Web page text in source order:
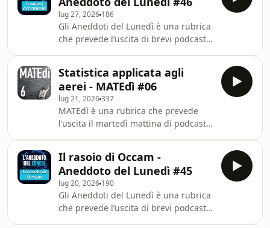
da Alan Zamboni. Sound design:
Matteo d’Alessandro.Per chi volesse
info sul libro “L’atomo sfuggente”
questo è il link al sito della casa
editrice:
https://www.mondadori.it/libri/latomo-
sfuggente-alan-zamboni/Il romanzo è
disponibile
lug 27, 2026 186
Gli Aneddoti del Lunedì è una rubrica
che prevede l’uscita di brevi podcast
benissimo.Prodotta dall'Ass. Culturale
Atelier.Scritta e realizzata da Alan
Zamboni.Sound design: Matteo
D’Alessandro
(https://www.matteodalessandro.com)Per
chi volesse info sul libro “L’atomo
sfuggente” questo è il link al sito della
casa editrice:
Statistica applicata agli
aerei - MATEdì #06
lug 21, 2026337
MATEdì è una rubrica che prevede
l’uscita il martedì mattina di podcast
Culturale Atelier. Scritta e realizzata
da Alan Zamboni. Sound design:
Matteo d’Alessandro.Per chi volesse
info sul libro “L’atomo sfuggente”
questo è il link al sito della casa
editrice:
Il rasoio di Occam -
Aneddoto del Lunedì #45
lug 20, 2026 190
Gli Aneddoti del Lunedì è una rubrica
che prevede l’uscita di brevi podcast